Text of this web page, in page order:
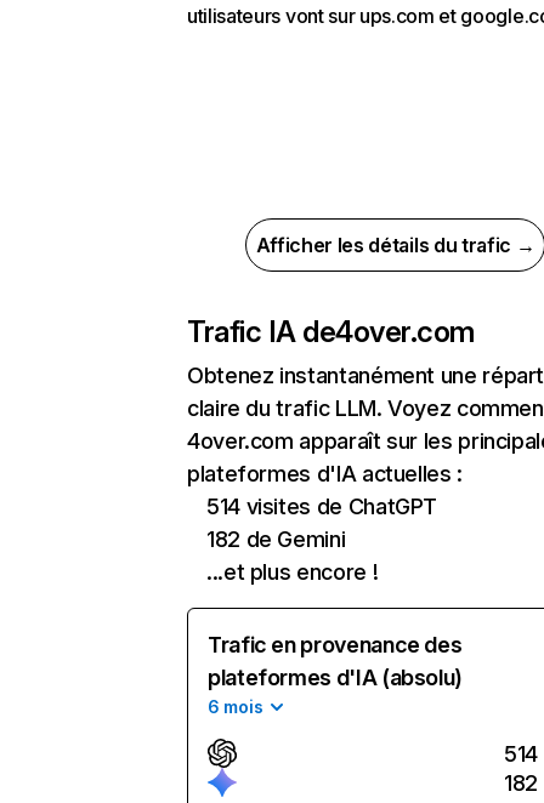
utilisateurs vont sur ups.com et
Afficher les détails du trafic →
Trafic IA de4over.com
Obtenez instantanément une
claire du trafic LLM. Voyez
4over.com apparaît sur les
plateformes d'IA actuelles :
514 visites de ChatGPT
182 de Gemini
...et plus encore !
Trafic en provenance des
plateformes d'IA (absolu)
6 mois
514
182